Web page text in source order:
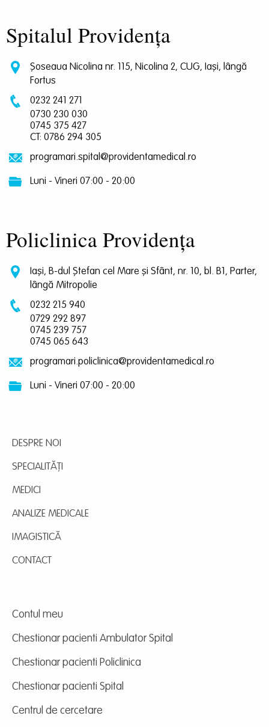
Spitalul Providența
Șoseaua Nicolina nr. 115, Nicolina 2, CUG, Iași, lângă
Fortus
0232 241 271
0730 230 030
0745 375 427
CT: 0786 294 305
programari.spital@providentamedical.ro
Luni - Vineri 07:00 - 20:00
Policlinica Providența
Iași, B-dul Ștefan cel Mare și Sfânt, nr. 10, bl. B1, Parter,
lângă Mitropolie
0232 215 940
0729 292 897
0745 239 757
0745 065 643
programari.policlinica@providentamedical.ro
Luni - Vineri 07:00 - 20:00
DESPRE NOI
SPECIALITĂȚI
MEDICI
ANALIZE MEDICALE
IMAGISTICĂ
CONTACT
Contul meu
Chestionar pacienti Ambulator Spital
Chestionar pacienti Policlinica
Chestionar pacienti Spital
Centrul de cercetare